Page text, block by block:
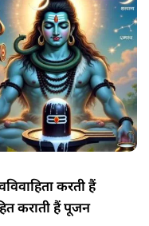
करती हैं
कराती हैं पूजन